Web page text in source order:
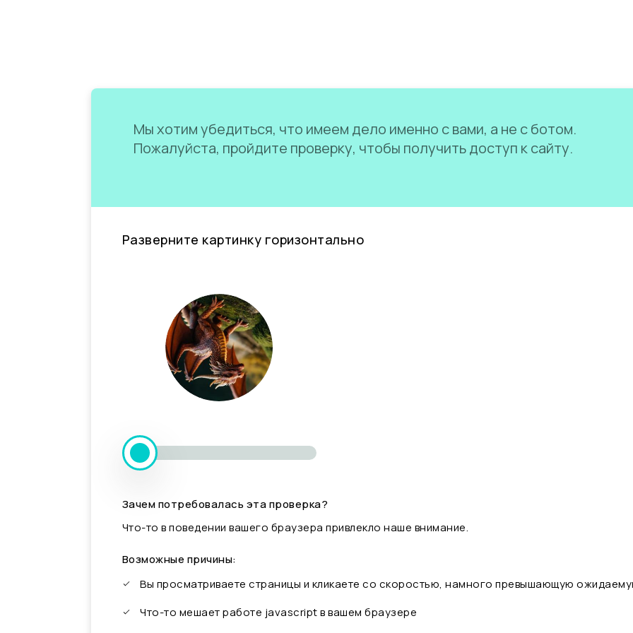
Мы хотим убедиться, что имеем дело именно с вами, а не с ботом.
Пожалуйста, пройдите проверку, чтобы получить доступ к сайту.
Разверните картинку горизонтально
Зачем потребовалась эта проверка?
Что-то в поведении вашего браузера привлекло наше внимание.
Возможные причины:
Вы просматриваете страницы и кликаете со скоростью, намного превышающую
Что-то мешает работе javascript в вашем браузере